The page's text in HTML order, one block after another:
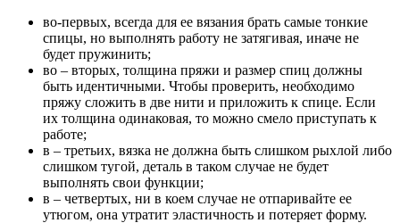
во-первых, всегда для ее вязания брать самые тонкие
спицы, но выполнять работу не затягивая, иначе не
будет пружинить;
во – вторых, толщина пряжи и размер спиц должны
быть идентичными. Чтобы проверить, необходимо
пряжу сложить в две нити и приложить к спице. Если
их толщина одинаковая, то можно смело приступать к
работе;
в – третьих, вязка не должна быть слишком рыхлой либо
слишком тугой, деталь в таком случае не будет
выполнять свои функции;
в – четвертых, ни в коем случае не отпаривайте ее
утюгом, она утратит эластичность и потеряет форму.